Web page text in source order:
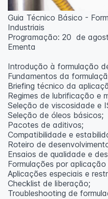
Guia Técnico Básico -
Industriais
Programação: 20 de
Ementa
Introdução à formulação
Fundamentos da
Briefing técnico da
Regimes de lubrificação e
Seleção de viscosidade e
Seleção de óleos básicos;
Pacotes de aditivos;
Compatibilidade e
Roteiro de
Ensaios de qualidade e
Formulações por aplicação
Aplicações especiais e
Checklist de liberação;
Troubleshooting de